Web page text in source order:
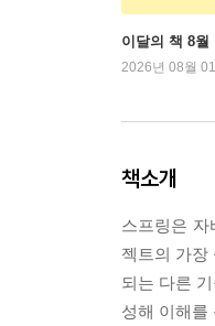
이달의 책 8월
2026년 08월
책소개
스프링은 자
젝트의 가장
되는 다른
성해 이해를